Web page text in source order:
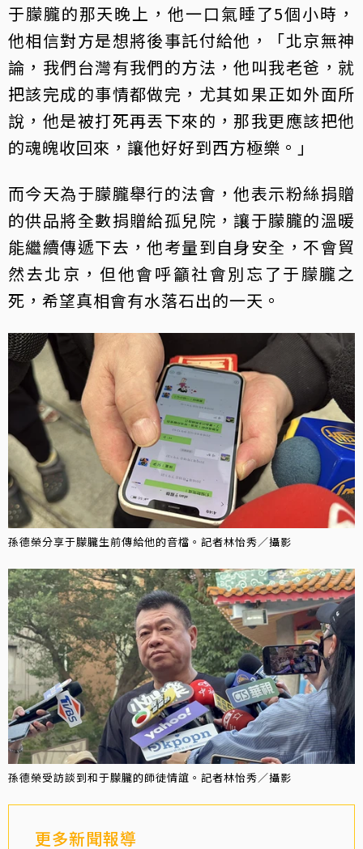
于朦朧的那天晚上，他一口氣睡了5個小時，
他相信對方是想將後事託付給他，「北京無神
論，我們台灣有我們的方法，他叫我老爸，就
把該完成的事情都做完，尤其如果正如外面所
說，他是被打死再丟下來的，那我更應該把他
的魂魄收回來，讓他好好到西方極樂。」
而今天為于朦朧舉行的法會，他表示粉絲捐贈
的供品將全數捐贈給孤兒院，讓于朦朧的溫暖
能繼續傳遞下去，他考量到自身安全，不會貿
然去北京，但他會呼籲社會別忘了于朦朧之
死，希望真相會有水落石出的一天。
孫德榮分享于朦朧生前傳給他的音檔。記者林怡秀／攝影
孫德榮受訪談到和于朦朧的師徒情誼。記者林怡秀／攝影
更多新聞報導